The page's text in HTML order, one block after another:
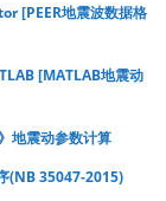
[PEER地震波数据格
[MATLAB地震动
地震动参数计算
(NB 35047-2015)